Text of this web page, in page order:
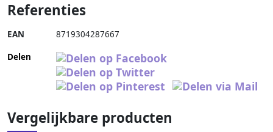
Referenties
EAN 8719304287667
Delen
Vergelijkbare producten